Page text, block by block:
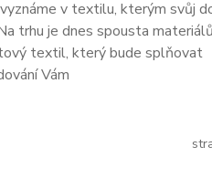
v textilu, kterým svůj
trhu je dnes spousta
textil, který bude splňovat
Vám